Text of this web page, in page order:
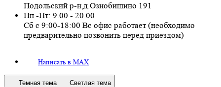
Подольский р-н,д.Ознобишино 191
Пн -Пт: 9.00 - 20.00
Сб с 9:00-18:00 Вс офис работает (необходимо
предварительно позвонить перед приездом)
Написать в MAX
Темная тема Светлая тема